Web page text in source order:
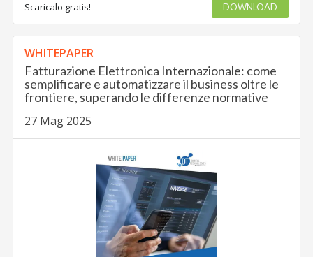
Scaricalo gratis! DOWNLOAD
WHITEPAPER
Fatturazione Elettronica Internazionale: come
semplificare e automatizzare il business oltre le
frontiere, superando le differenze normative
27 Mag 2025